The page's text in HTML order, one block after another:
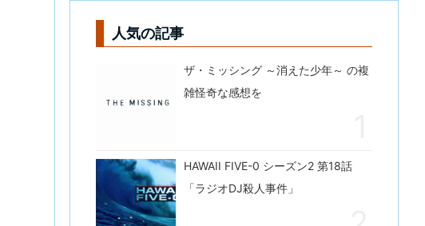
人気の記事
ザ・ミッシング ～消えた少年～ の複
雑怪奇な感想を
HAWAII FIVE-0 シーズン2 第18話
「ラジオDJ殺人事件」